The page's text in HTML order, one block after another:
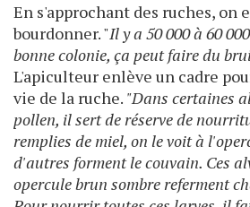
En s'approchant des ruches, on
bourdonner. "Il y a 50 000 à 60
bonne colonie, ça peut faire du
L'apiculteur enlève un cadre
vie de la ruche. "Dans certaines
pollen, il sert de réserve de
remplies de miel, on le voit à
d'autres forment le couvain. Ces
opercule brun sombre referment